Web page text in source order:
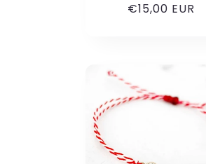
Κανονική
€15,00 EUR